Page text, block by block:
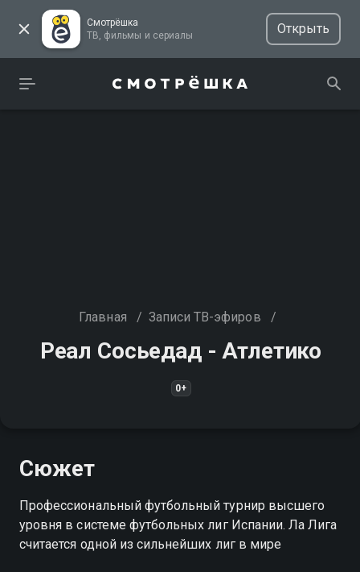
Смотрёшка
ТВ, фильмы и сериалы
Открыть
Главная / Записи ТВ-эфиров /
Реал Сосьедад - Атлетико
0+
Сюжет
Профессиональный футбольный турнир высшего
уровня в системе футбольных лиг Испании. Ла Лига
считается одной из сильнейших лиг в мире